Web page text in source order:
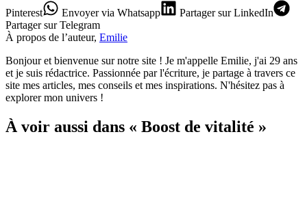
Pinterest
Envoyervia Whatsapp Partagersur LinkedIn
Partagersur Telegram
À propos de l’auteur, Emilie
Bonjour et bienvenue sur notre site ! Je m'appelle Emilie, j'ai 29 ans
et je suis rédactrice. Passionnée par l'écriture, je partage à travers ce
site mes articles, mes conseils et mes inspirations. N'hésitez pas à
explorer mon univers !
À voir aussi dans « Boost de vitalité »